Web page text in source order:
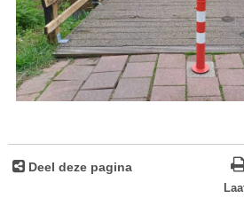
Deel deze pagina